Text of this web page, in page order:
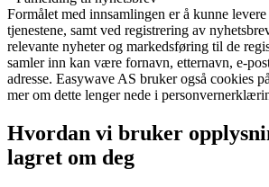
Formålet med innsamlingen er å kunne
tjenestene, samt ved registrering av
relevante nyheter og markedsføring til de
samler inn kan være fornavn, etternavn, e-
adresse. Easywave AS bruker også cookies
mer om dette lenger nede i
Hvordan vi bruker
lagret om deg